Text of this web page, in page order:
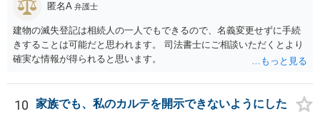
匿名A 弁護士
建物の滅失登記は相続人の一人でもできるので、名義変更せずに手続
きすることは可能だと思われます。 司法書士にご相談いただくとより
確実な情報が得られると思います。
10
家族でも、私のカルテを開示できないようにした